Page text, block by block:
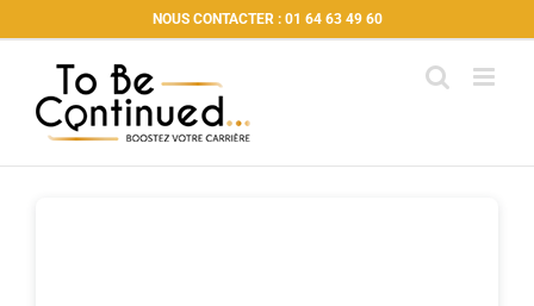
au
contenu
NOUS CONTACTER : 01 64 63 49 60